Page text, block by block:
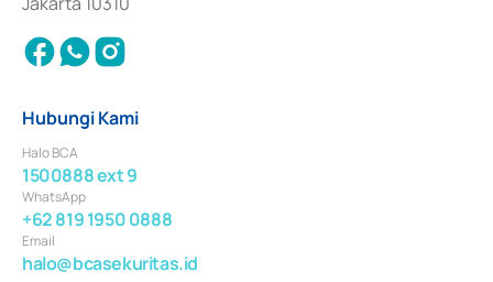
Hubungi Kami
Halo BCA
1500888 ext 9
WhatsApp
+62 819 1950 0888
Email
halo@bcasekuritas.id